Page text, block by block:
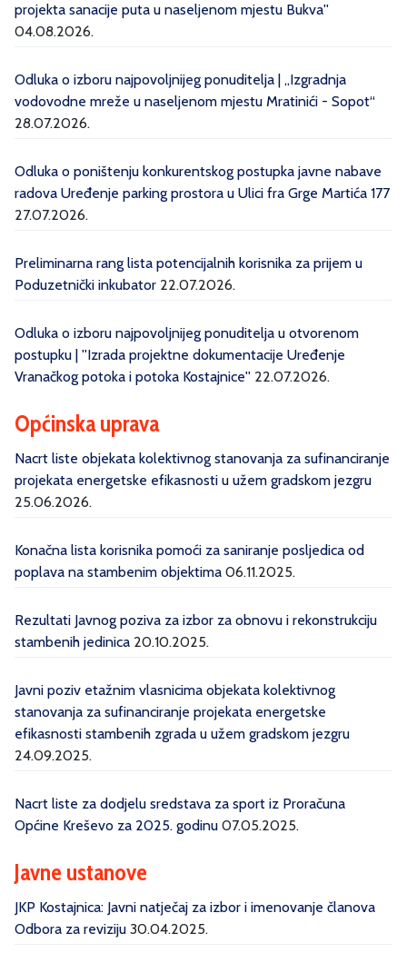
projekta sanacije puta u naseljenom mjestu Bukva''
04.08.2026.
Odluka o izboru najpovoljnijeg ponuditelja | „Izgradnja
vodovodne mreže u naseljenom mjestu Mratinići - Sopot“
28.07.2026.
Odluka o poništenju konkurentskog postupka javne nabave
radova Uređenje parking prostora u Ulici fra Grge Martića 177
27.07.2026.
Preliminarna rang lista potencijalnih korisnika za prijem u
Poduzetnički inkubator 22.07.2026.
Odluka o izboru najpovoljnijeg ponuditelja u otvorenom
postupku | ''Izrada projektne dokumentacije Uređenje
Vranačkog potoka i potoka Kostajnice'' 22.07.2026.
Općinska uprava
Nacrt liste objekata kolektivnog stanovanja za sufinanciranje
projekata energetske efikasnosti u užem gradskom jezgru
25.06.2026.
Konačna lista korisnika pomoći za saniranje posljedica od
poplava na stambenim objektima 06.11.2025.
Rezultati Javnog poziva za izbor za obnovu i rekonstrukciju
stambenih jedinica 20.10.2025.
Javni poziv etažnim vlasnicima objekata kolektivnog
stanovanja za sufinanciranje projekata energetske
efikasnosti stambenih zgrada u užem gradskom jezgru
24.09.2025.
Nacrt liste za dodjelu sredstava za sport iz Proračuna
Općine Kreševo za 2025. godinu 07.05.2025.
Javne ustanove
JKP Kostajnica: Javni natječaj za izbor i imenovanje članova
Odbora za reviziju 30.04.2025.